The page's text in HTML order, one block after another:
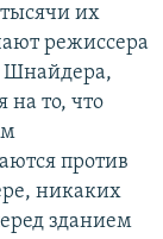
их
режиссера
Шнайдера,
на то, что
против
никаких
зданием